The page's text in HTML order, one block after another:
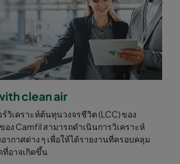
clean air
วิเคราะห์ต้นทุนวงจรชีวิต (LCC) ของ
ง Camfil สามารถดำเนินการวิเคราะห์
ากาศต่าง ๆ เพื่อให้ได้รายงานที่ครอบคลุม
ที่อาจเกิดขึ้น